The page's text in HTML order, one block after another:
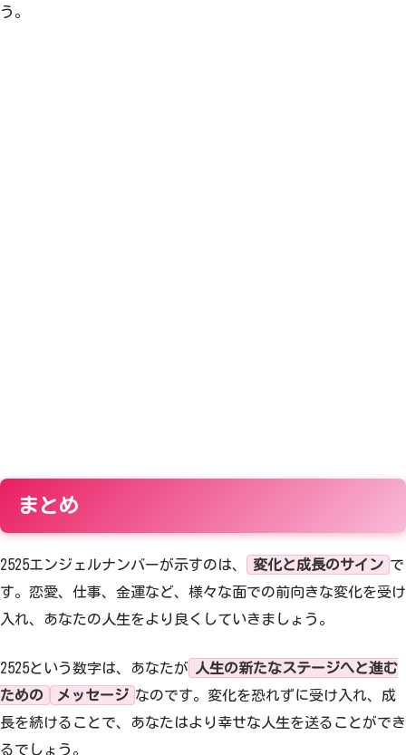
う。
まとめ
2525エンジェルナンバーが示すのは、 変化と成長のサイン で
す。恋愛、仕事、金運など、様々な面での前向きな変化を受け
入れ、あなたの人生をより良くしていきましょう。
2525という数字は、あなたが
人生の新たなステージへと進む
ための
メッセージ なのです。変化を恐れずに受け入れ、成
長を続けることで、あなたはより幸せな人生を送ることができ
るでしょう。